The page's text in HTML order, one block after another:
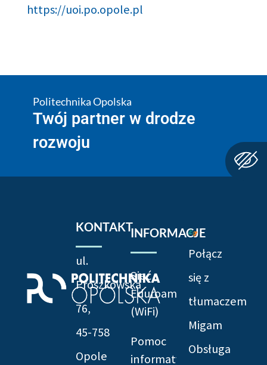
https://uoi.po.opole.pl
Politechnika Opolska
Twój partner w drodze
rozwoju
KONTAKT
ul.
Prószkowska
76,
45-758
Opole
INFORMACJE
Sieć
Eduroam
(WiFi)
Pomoc
informatyczna
Połącz
się z
tłumaczem
Migam
Obsługa